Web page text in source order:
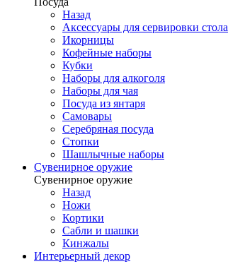
Назад
Аксессуары для сервировки стола
Икорницы
Кофейные наборы
Кубки
Наборы для алкоголя
Наборы для чая
Посуда из янтаря
Самовары
Серебряная посуда
Стопки
Шашлычные наборы
Сувенирное оружие
Сувенирное оружие
Назад
Ножи
Кортики
Сабли и шашки
Кинжалы
Интерьерный декор